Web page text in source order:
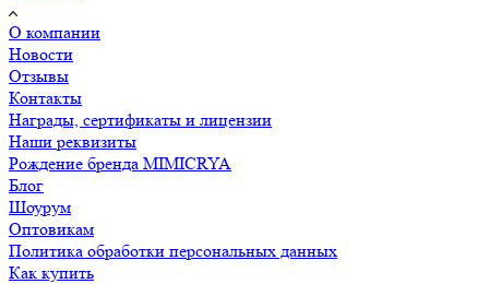
О компании
Новости
Отзывы
Контакты
Награды, сертификаты и лицензии
Наши реквизиты
Рождение бренда MIMICRYA
Блог
Шоурум
Оптовикам
Политика обработки персональных данных
Как купить